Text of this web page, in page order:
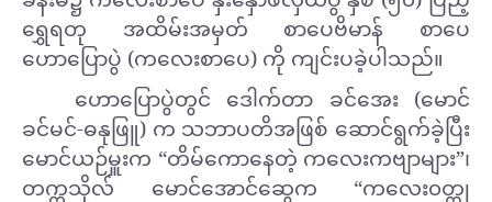
ရွှေရတု အထိမ်းအမှတ် စာပေဗိမာန် စာပေ
ဟောပြောပွဲ (ကလေးစာပေ) ကို ကျင်းပခဲ့ပါသည်။
ဟောပြောပွဲတွင် ဒေါက်တာ ခင်အေး (မောင်
ခင်မင်-ဓနုဖြူ) က သဘာပတိအဖြစ် ဆောင်ရွက်ခဲ့ပြီး
မောင်ယဉ်မှူးက “တိမ်ကောနေတဲ့ ကလေးကဗျာများ”၊
တက္ကသိုလ် မောင်အောင်ဆွေက “ကလေး၀တ္ထု